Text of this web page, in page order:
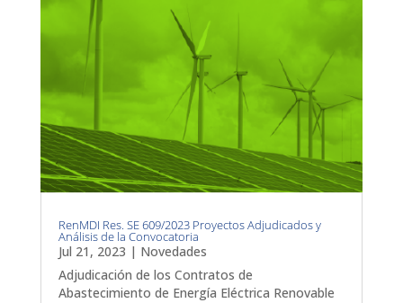
RenMDI Res. SE 609/2023 Proyectos Adjudicados y
Análisis de la Convocatoria
Jul 21, 2023 | Novedades
Adjudicación de los Contratos de
Abastecimiento de Energía Eléctrica Renovable